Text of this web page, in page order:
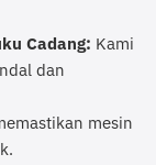
Cadang: Kami
dan
mesin